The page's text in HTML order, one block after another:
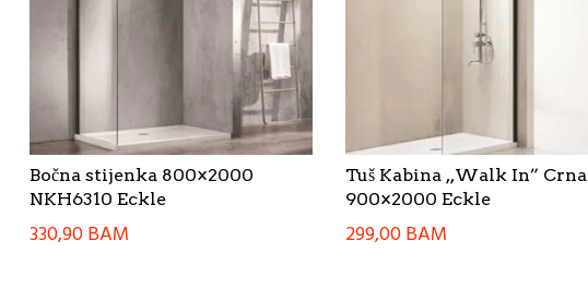
Bočna stijenka 800×2000
NKH6310 Eckle
330,90BAM
Tuš Kabina ,,Walk In” Crna
900×2000 Eckle
299,00BAM